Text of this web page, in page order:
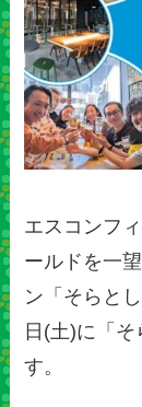
エスコンフ
ールドを一
ン「そらと
日(土)に「
す。